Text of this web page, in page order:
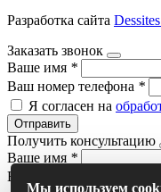
Разработка сайта
Заказать звонок
Ваше имя *
Ваш номер телефона *
Я согласен на
Отправить
Получить консультацию
Ваше имя *
Ваш номер телефона
Мы используем